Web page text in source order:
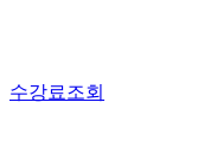
수강료조회